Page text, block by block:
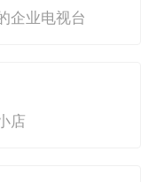
企业电视台
店